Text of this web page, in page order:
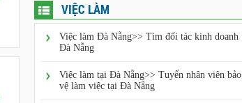
VIỆC LÀM
Việc làm Đà Nẵng>> Tìm đối tác kinh doanh
Đà Nẵng
Việc làm tại Đà Nẵng>> Tuyển nhân viên bảo
vệ làm việc tại Đà Nẵng